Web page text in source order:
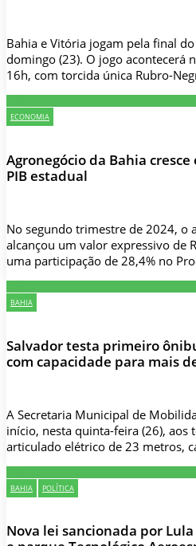
Bahia e Vitória jogam pela final
domingo (23). O jogo acontecerá
16h, com torcida única Rubro-
ECONOMIA
Agronegócio da Bahia
PIB estadual
No segundo trimestre de 2024, o
alcançou um valor expressivo de
uma participação de 28,4% no
BAHIA
Salvador testa primeiro
com capacidade para mais
A Secretaria Municipal de
início, nesta quinta-feira (26), aos
articulado elétrico de 23 metros,
BAHIA POLÍTICA
Nova lei sancionada por